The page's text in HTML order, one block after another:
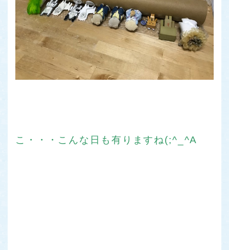
こ・・・こんな日も有りますね(;^_^A